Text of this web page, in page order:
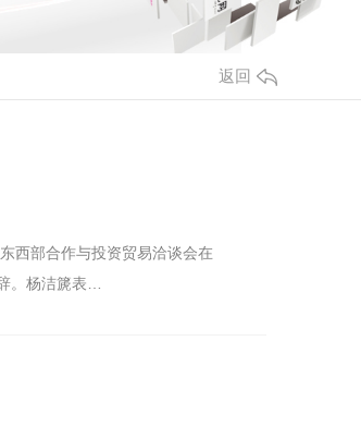
返回
西部合作与投资贸易洽谈会在
。杨洁篪表…